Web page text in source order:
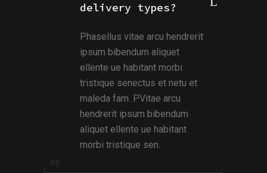
delivery types?
Phasellus vitae arcu hendrerit
ipsum bibendum aliquet
ellente ue habitant morbi
tristique senectus et netu et
maleda fam. PVitae arcu
hendrerit ipsum bibendum
aliquet ellente ue habitant
morbi tristique sen.